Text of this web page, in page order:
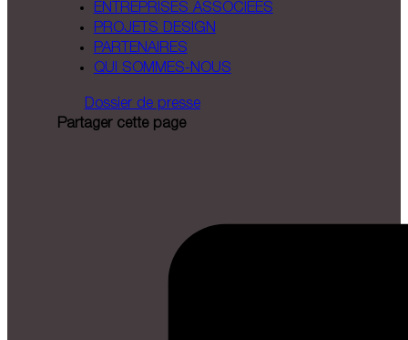
ENTREPRISES ASSOCIÉES
PROJETS DESIGN
PARTENAIRES
QUI SOMMES-NOUS
Dossier de presse
Partager cette page